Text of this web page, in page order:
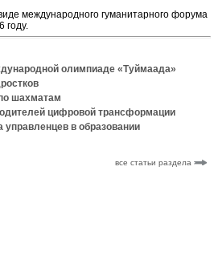
международного гуманитарного форума
году.
олимпиаде «Туймаада»
шахматам
цифровой трансформации
в образовании
все статьи раздела